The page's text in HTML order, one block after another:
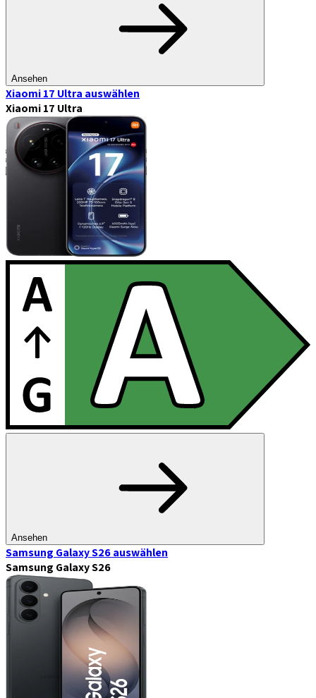
Ansehen
Xiaomi 17 Ultra auswählen
Xiaomi 17 Ultra
Ansehen
Samsung Galaxy S26auswählen
Samsung Galaxy S26